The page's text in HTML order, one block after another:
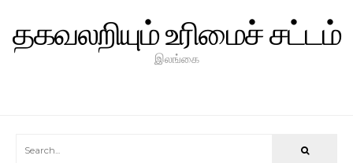
தகவலறியும் உரிமைச் சட்டம்
இலங்கை